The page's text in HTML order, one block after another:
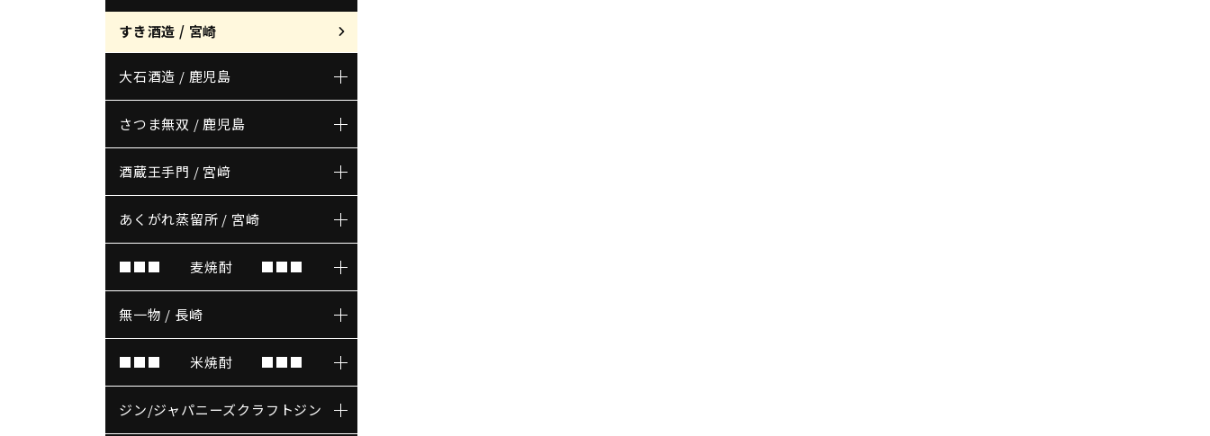
すき酒造 / 宮崎
大石酒造 / 鹿児島
さつま無双 / 鹿児島
酒蔵王手門 / 宮﨑
あくがれ蒸留所 / 宮崎
■■■ 麦焼酎 ■■■
無一物 / 長崎
■■■ 米焼酎 ■■■
ジン/ジャパニーズクラフトジン